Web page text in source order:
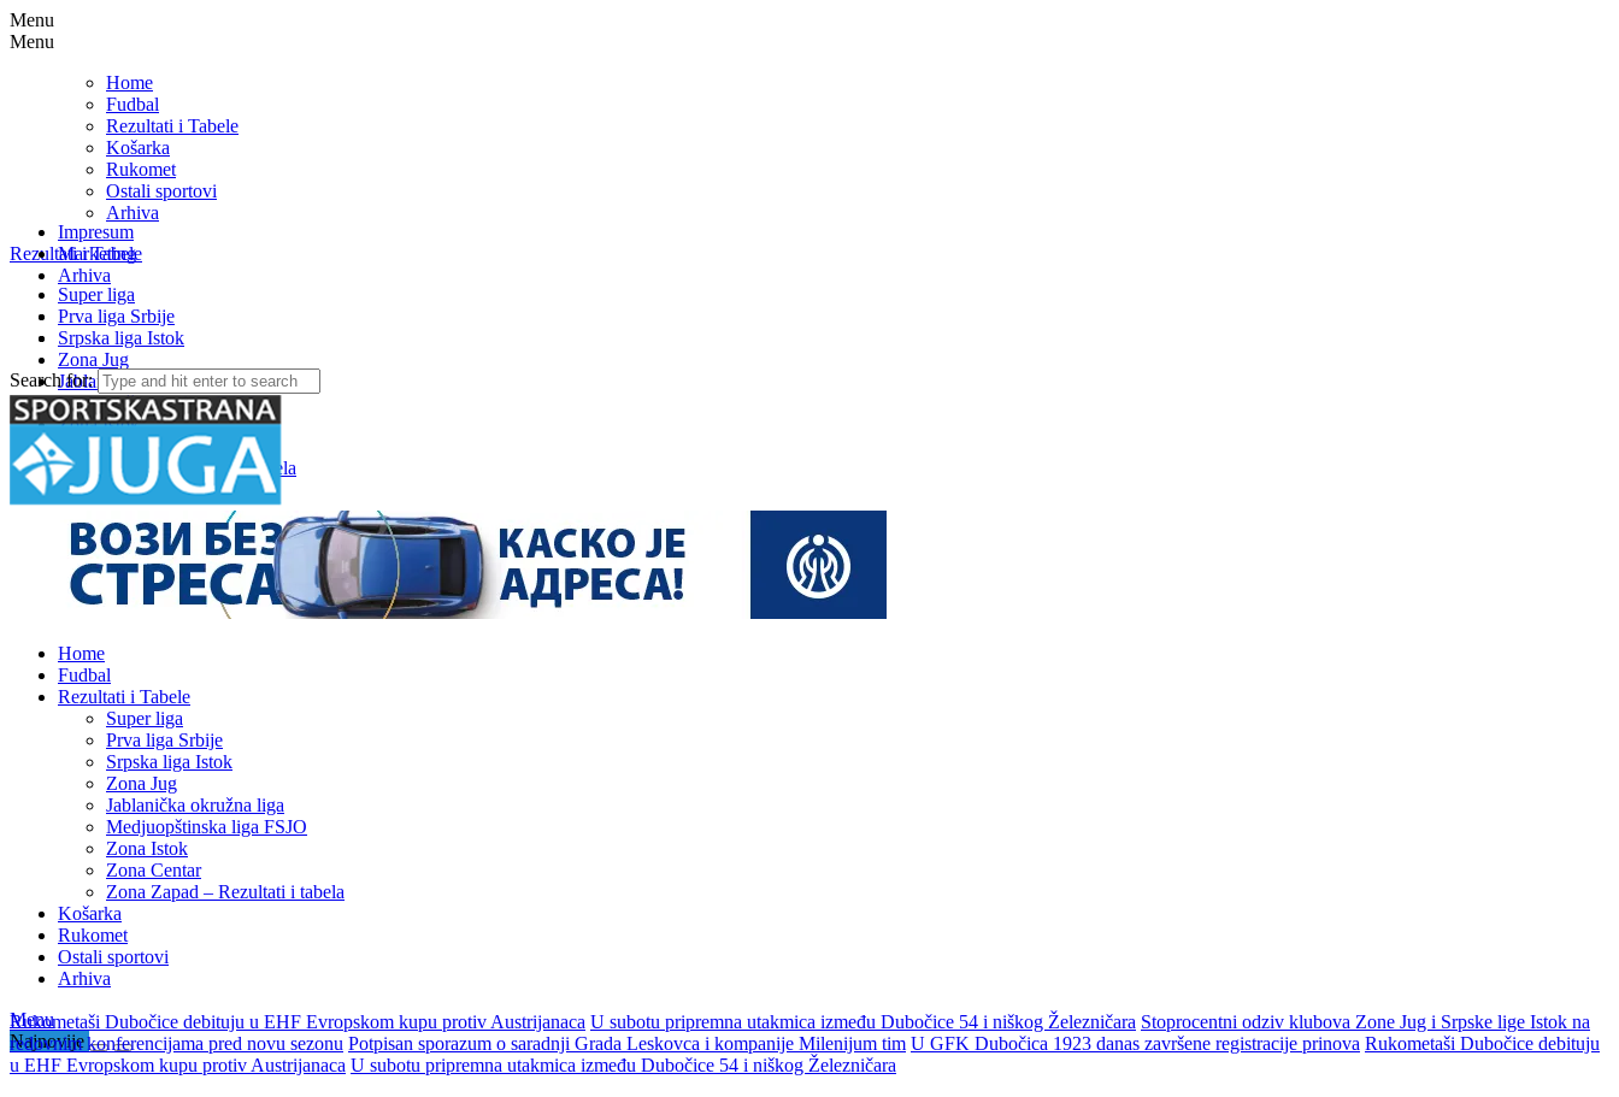
Menu
Menu
Home
Fudbal
Rezultati i Tabele
Košarka
Rukomet
Ostali sportovi
Arhiva
Rezultati i Tabele
Super liga
Prva liga Srbije
Srpska liga Istok
Zona Jug
Jablanička okružna liga
Medjuopštinska liga FSJO
Zona Istok
Zona Centar
Zona Zapad – Rezultati i tabela
Impresum
Marketing
Arhiva
Search for:
Home
Fudbal
Rezultati i Tabele
Super liga
Prva liga Srbije
Srpska liga Istok
Zona Jug
Jablanička okružna liga
Medjuopštinska liga FSJO
Zona Istok
Zona Centar
Zona Zapad – Rezultati i tabela
Košarka
Rukomet
Ostali sportovi
Arhiva
Menu
Najnovije
Rukometaši Dubočice debituju u EHF Evropskom kupu protiv Austrijanaca U subotu pripremna utakmica između Dubočice 54 i niškog Železničara Stoprocentni odziv klubova Zone Jug i Srpske lige Istok na
redovnim konferencijama pred novu sezonu Potpisan sporazum o saradnji Grada Leskovca i kompanije Milenijum tim U GFK Dubočica 1923 danas završene registracije prinova Rukometaši Dubočice debituju
u EHF Evropskom kupu protiv Austrijanaca U subotu pripremna utakmica između Dubočice 54 i niškog Železničara